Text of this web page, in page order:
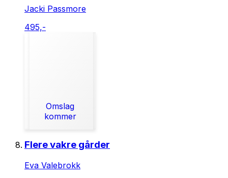
Jacki Passmore
495,-
Omslag
kommer
Flere vakre gårder
Eva Valebrokk